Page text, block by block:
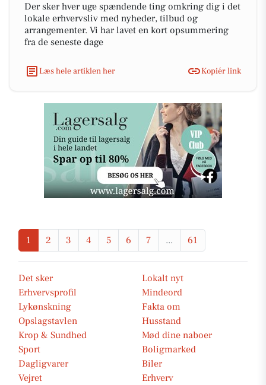
Der sker hver uge spændende ting omkring dig i det
lokale erhvervsliv med nyheder, tilbud og
arrangementer. Vi har lavet en kort opsummering
fra de seneste dage
Læs hele artiklen her Kopiér link
1 2 3 4 5 6 7 ... 61
Det sker
Lokalt nyt
Erhvervsprofil
Mindeord
Lykønskning
Fakta om
Opslagstavlen
Husstand
Krop & Sundhed
Mød dine naboer
Sport
Boligmarked
Dagligvarer
Biler
Vejret
Erhverv